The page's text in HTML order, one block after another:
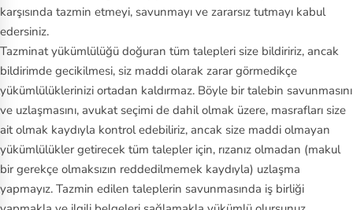
karşısında tazmin etmeyi, savunmayı ve zararsız tutmayı kabul
edersiniz.
Tazminat yükümlülüğü doğuran tüm talepleri size bildiririz, ancak
bildirimde gecikilmesi, siz maddi olarak zarar görmedikçe
yükümlülüklerinizi ortadan kaldırmaz. Böyle bir talebin savunmasını
ve uzlaşmasını, avukat seçimi de dahil olmak üzere, masrafları size
ait olmak kaydıyla kontrol edebiliriz, ancak size maddi olmayan
yükümlülükler getirecek tüm talepler için, rızanız olmadan (makul
bir gerekçe olmaksızın reddedilmemek kaydıyla) uzlaşma
yapmayız. Tazmin edilen taleplerin savunmasında iş birliği